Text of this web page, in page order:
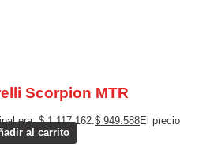
Scorpion MTR
era: $ 1.117.162.$ 949.588El precio
al carrito